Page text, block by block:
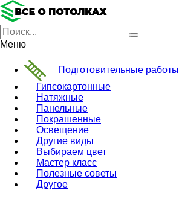
Меню
Подготовительные работы
Гипсокартонные
Натяжные
Панельные
Покрашенные
Освещение
Другие виды
Выбираем цвет
Мастер класс
Полезные советы
Другое